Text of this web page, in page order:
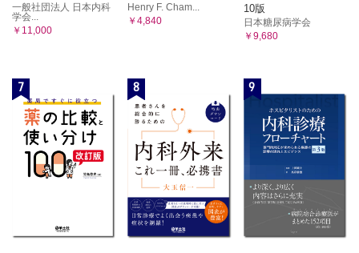
一般社団法人 日本内科
学会...
￥11,000
Henry F. Cham...
￥4,840
10版
日本糖尿病学会
￥9,680
7 8 9